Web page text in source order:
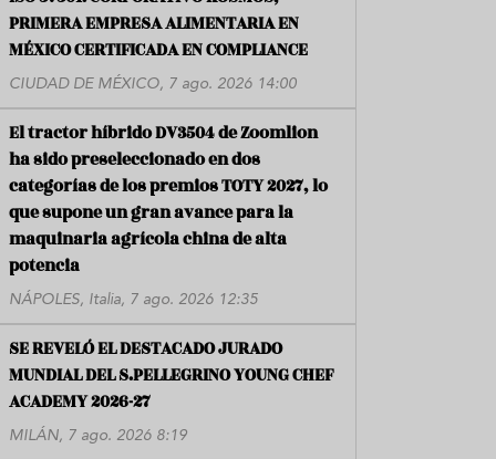
PRIMERA EMPRESA ALIMENTARIA EN
MÉXICO CERTIFICADA EN COMPLIANCE
CIUDAD DE MÉXICO, 7 ago. 2026 14:00
El tractor híbrido DV3504 de Zoomlion
ha sido preseleccionado en dos
categorías de los premios TOTY 2027, lo
que supone un gran avance para la
maquinaria agrícola china de alta
potencia
NÁPOLES, Italia, 7 ago. 2026 12:35
SE REVELÓ EL DESTACADO JURADO
MUNDIAL DEL S.PELLEGRINO YOUNG CHEF
ACADEMY 2026-27
MILÁN, 7 ago. 2026 8:19